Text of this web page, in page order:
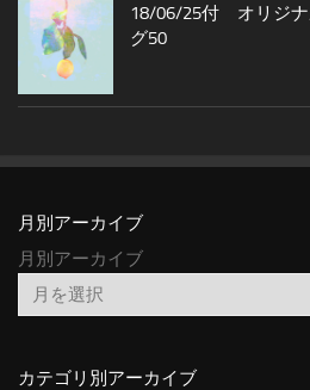
18/06/25付 オリジナ
グ50
月別アーカイブ
月別アーカイブ
カテゴリ別アーカイブ